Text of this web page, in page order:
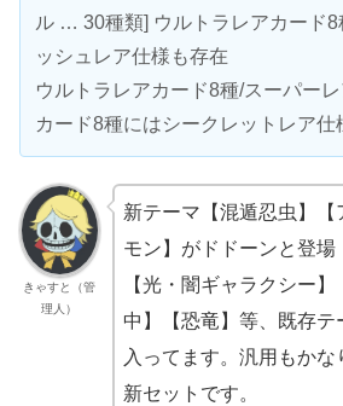
ル … 30種類] ウルトラレアカード8
ッシュレア仕様も存在
ウルトラレアカード8種/スーパー
カード8種にはシークレットレア仕
きゃすと（管
理人）
新テーマ【混遁忍虫】【
モン】がドドーンと登場
【光・闇ギャラクシー
中】【恐竜】等、既存テ
入ってます。汎用もか
新セットです。